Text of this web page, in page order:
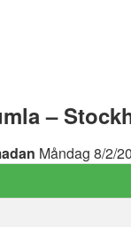
–
Måndag 8/2/